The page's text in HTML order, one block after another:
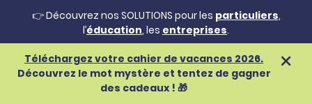
👉 Découvrez nos SOLUTIONS pour les particuliers,
l’éducation, les entreprises.
Téléchargez votre cahier de vacances 2026.
Découvrez le mot mystère et tentez de gagner
des cadeaux ! 🎁